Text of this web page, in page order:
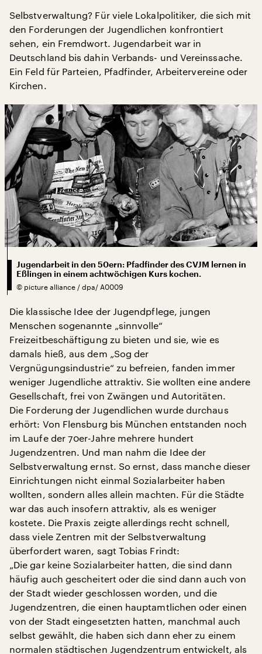
Selbstverwaltung? Für viele Lokalpolitiker, die sich mit
den Forderungen der Jugendlichen konfrontiert
sehen, ein Fremdwort. Jugendarbeit war in
Deutschland bis dahin Verbands- und Vereinssache.
Ein Feld für Parteien, Pfadfinder, Arbeitervereine oder
Kirchen.
Jugendarbeit in den 50ern: Pfadfinder des CVJM lernen in
Eßlingen in einem achtwöchigen Kurs kochen.
© picture alliance / dpa/ A0009
Die klassische Idee der Jugendpflege, jungen
Menschen sogenannte „sinnvolle“
Freizeitbeschäftigung zu bieten und sie, wie es
damals hieß, aus dem „Sog der
Vergnügungsindustrie“ zu befreien, fanden immer
weniger Jugendliche attraktiv. Sie wollten eine andere
Gesellschaft, frei von Zwängen und Autoritäten.
Die Forderung der Jugendlichen wurde durchaus
erhört: Von Flensburg bis München entstanden noch
im Laufe der 70er-Jahre mehrere hundert
Jugendzentren. Und man nahm die Idee der
Selbstverwaltung ernst. So ernst, dass manche dieser
Einrichtungen nicht einmal Sozialarbeiter haben
wollten, sondern alles allein machten. Für die Städte
war das auch insofern attraktiv, als es weniger
kostete. Die Praxis zeigte allerdings recht schnell,
dass viele Zentren mit der Selbstverwaltung
überfordert waren, sagt Tobias Frindt:
„Die gar keine Sozialarbeiter hatten, die sind dann
häufig auch gescheitert oder die sind dann auch von
der Stadt wieder geschlossen worden, und die
Jugendzentren, die einen hauptamtlichen oder einen
von der Stadt eingesetzten hatten, manchmal auch
selbst gewählt, die haben sich dann eher zu einem
normalen städtischen Jugendzentrum entwickelt, als